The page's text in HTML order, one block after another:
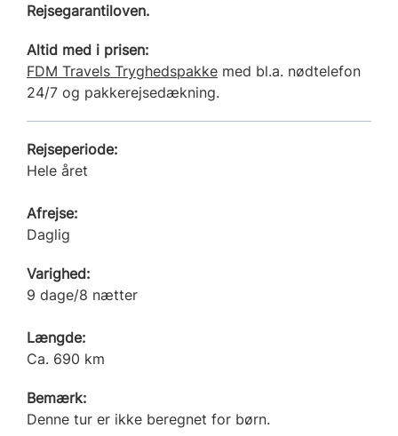
Rejsegarantiloven.
Altid med i prisen:
FDM Travels Tryghedspakke med bl.a. nødtelefon
24/7 og pakkerejsedækning.
Rejseperiode:
Hele året
Afrejse:
Daglig
Varighed:
9 dage/8 nætter
Længde:
Ca. 690 km
Bemærk:
Denne tur er ikke beregnet for børn.